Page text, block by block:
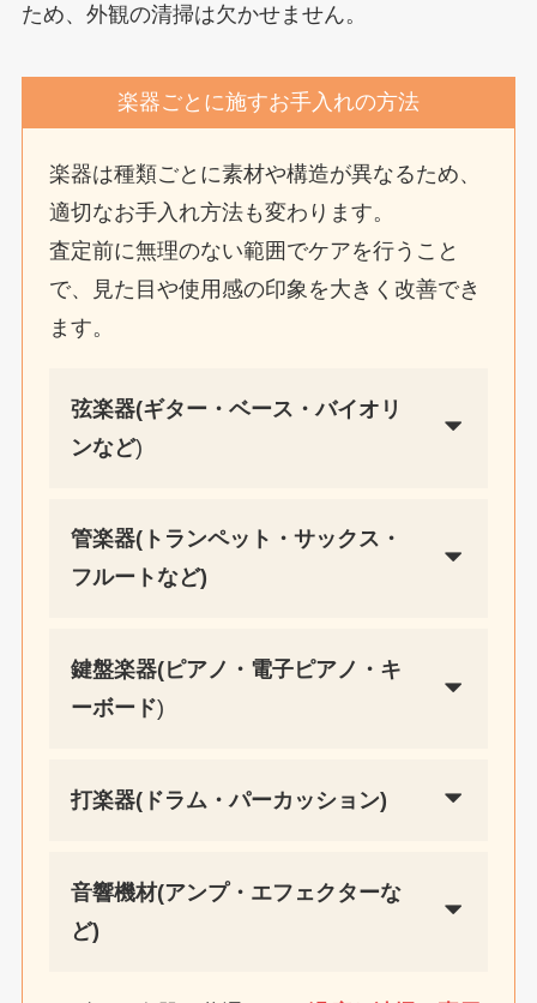
ため、外観の清掃は欠かせません。
楽器ごとに施すお手入れの方法
楽器は種類ごとに素材や構造が異なるため、
適切なお手入れ方法も変わります。
査定前に無理のない範囲でケアを行うこと
で、見た目や使用感の印象を大きく改善でき
ます。
弦楽器(ギター・ベース・バイオリ
ンなど)
管楽器(トランペット・サックス・
フルートなど)
鍵盤楽器(ピアノ・電子ピアノ・キ
ーボード)
打楽器(ドラム・パーカッション)
音響機材(アンプ・エフェクターな
ど)